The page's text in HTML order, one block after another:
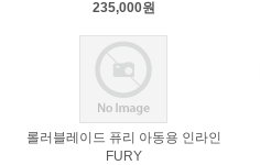
235,000원
롤러블레이드 퓨리 아동용 인라인
FURY